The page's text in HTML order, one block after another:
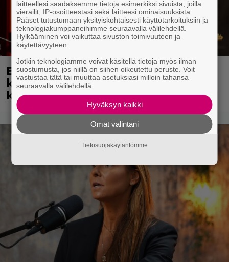
Eppu Normaali soitti viimeisen
keikkansa – nämä kappaleet sillä
kuultiin
laitteellesi saadaksemme tietoja esimerkiksi sivuista, joilla
vierailit, IP-osoitteestasi sekä laitteesi ominaisuuksista.
Pääset tutustumaan yksityiskohtaisesti käyttötarkoituksiin ja
teknologiakumppaneihimme seuraavalla välilehdellä.
Hylkääminen voi vaikuttaa sivuston toimivuuteen ja
käytettävyyteen.
Jotkin teknologiamme voivat käsitellä tietoja myös ilman
suostumusta, jos niillä on siihen oikeutettu peruste. Voit
vastustaa tätä tai muuttaa asetuksiasi milloin tahansa
seuraavalla välilehdellä.
Hyväksyn kaikki
Omat valintani
Tietosuojakäytäntömme